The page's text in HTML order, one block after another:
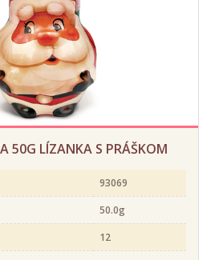
50G LÍZANKA S PRÁŠKOM
93069
50.0g
12